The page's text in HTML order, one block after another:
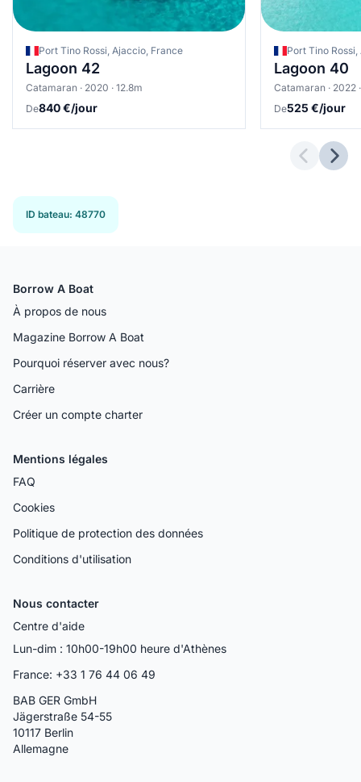
Port Tino Rossi, Ajaccio, France
Lagoon 42
Catamaran · 2020 · 12.8m
De840 €/jour
Port Tino
Lagoon 40
Catamaran · 2022
De525 €/jour
ID bateau: 48770
Borrow A Boat
À propos de nous
Magazine Borrow A Boat
Pourquoi réserver avec nous?
Carrière
Créer un compte charter
Mentions légales
FAQ
Cookies
Politique de protection des données
Conditions d'utilisation
Nous contacter
Centre d'aide
Lun-dim : 10h00-19h00 heure d'Athènes
France: +33 1 76 44 06 49
BAB GER GmbH
Jägerstraße 54-55
10117 Berlin
Allemagne